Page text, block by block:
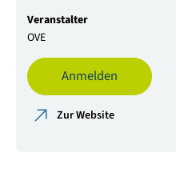
Veranstalter
OVE
Anmelden
Zur Website